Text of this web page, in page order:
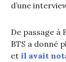
d’une
De passage à
BTS a donné
et il avait